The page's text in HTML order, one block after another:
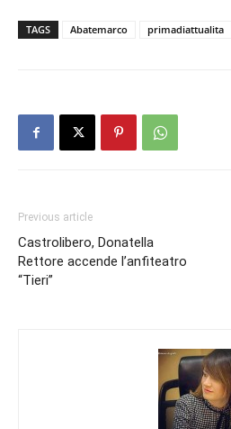
TAGS Abatemarco primadiattualita
Previous article
Castrolibero, Donatella
Rettore accende l’anfiteatro
“Tieri”